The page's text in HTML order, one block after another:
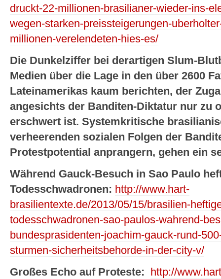
druckt-22-millionen-brasilianer-wieder-ins-
wegen-starken-preissteigerungen-
millionen-verelendeten-hies-es/
Die Dunkelziffer bei derartigen Slum-
Medien über die Lage in den über 2600
Lateinamerikas kaum berichten, der
angesichts der Banditen-Diktatur nur zu
erschwert ist. Systemkritische
verheerenden sozialen Folgen der
Protestpotential anprangern, gehen ein
Während Gauck-Besuch in Sao Paulo
Todesschwadronen: http://www.hart-
brasilientexte.de/2013/05/15/brasilien-
todesschwadronen-sao-paulos-wahrend-
bundesprasidenten-joachim-gauck-rund-
sturmen-sicherheitsbehorde-in-der-city-v/
Großes Echo auf Proteste:
http://